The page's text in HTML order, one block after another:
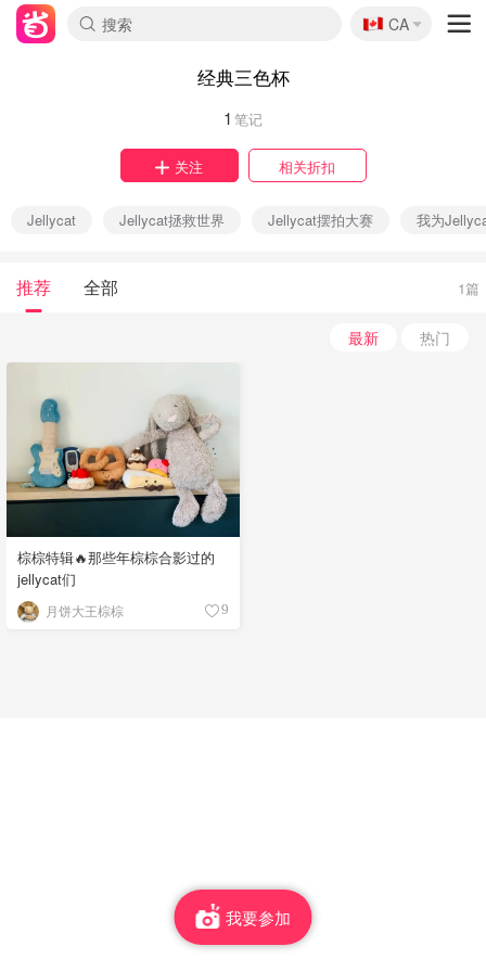
🇨🇦
CA
经典三色杯
1 笔记
关注 相关折扣
Jellycat Jellycat拯救世界 Jellycat摆拍大赛 我为
推荐 全部 1篇
最新 热门
棕棕特辑🔥那些年棕棕合影过的
jellycat们
月饼大王棕棕 9
我要参加